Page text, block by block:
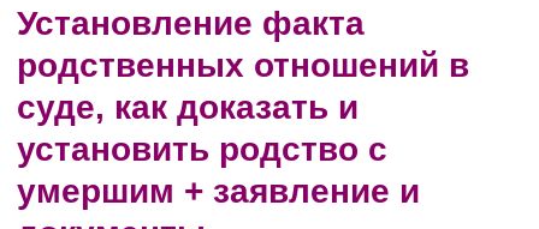
Установление факта
родственных отношений в
суде, как доказать и
установить родство с
умершим + заявление и